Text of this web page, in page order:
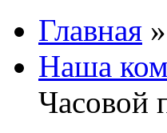
Главная »
Наша
Часовой